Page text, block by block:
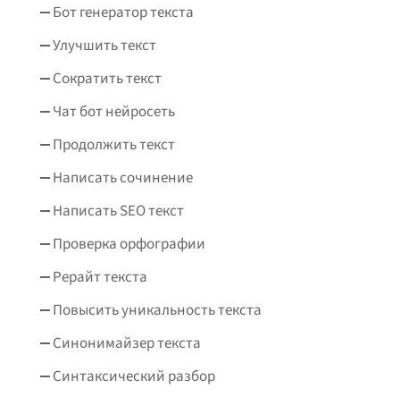
Бот генератор текста
Улучшить текст
Сократить текст
Чат бот нейросеть
Продолжить текст
Написать сочинение
Написать SEO текст
Проверка орфографии
Рерайт текста
Повысить уникальность текста
Синонимайзер текста
Синтаксический разбор